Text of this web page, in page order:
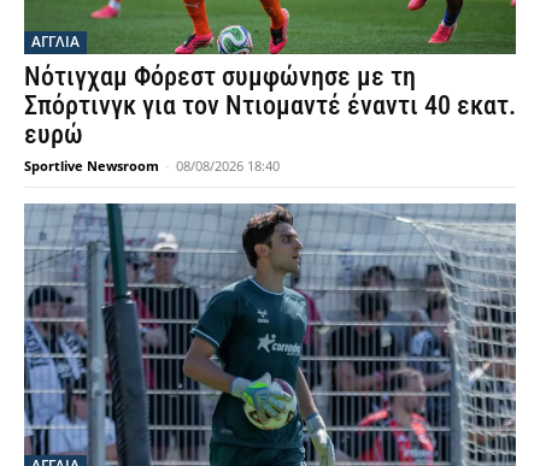
ΑΓΓΛΙΑ
Νότιγχαμ Φόρεστ συμφώνησε με τη
Σπόρτινγκ για τον Ντιομαντέ έναντι 40 εκατ.
ευρώ
Sportlive Newsroom - 08/08/2026 18:40